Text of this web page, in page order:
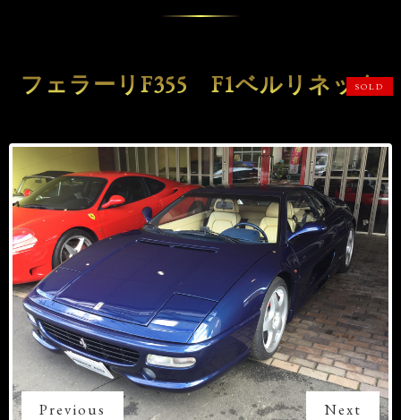
フェラーリF355 F1ベルリネッタ
SOLD
Previous Next